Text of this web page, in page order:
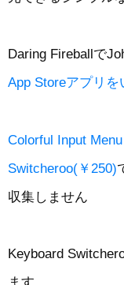
Daring Fireballで
App Storeアプリを
Colorful Input
Switcheroo(￥250)
収集しません
Keyboard